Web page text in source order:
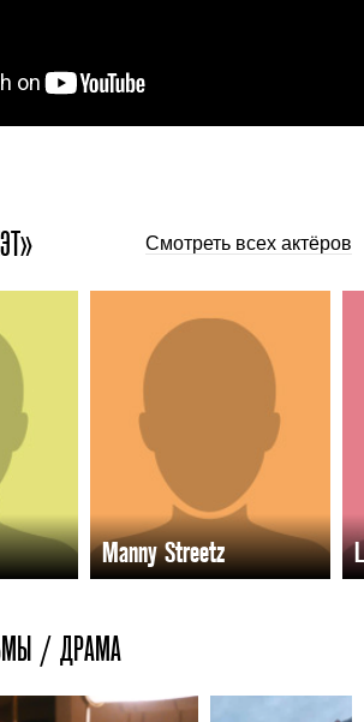
Смотреть всех актёров
Manny Streetz
/ ДРАМА